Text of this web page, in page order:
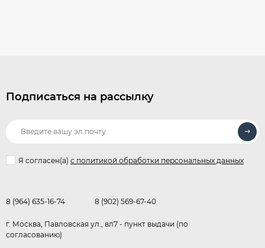
Подписаться на рассылку
Я согласен(a) с политикой обработки персональных данных
8 (964) 635-16-74 8 (902) 569-67-40
г. Москва, Павловская ул., вл7 - пункт выдачи (по
согласованию)